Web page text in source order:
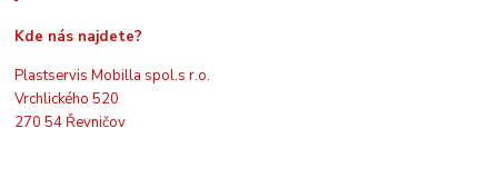
Kde nás najdete?
Plastservis Mobilla spol.s r.o.
Vrchlického 520
270 54 Řevničov